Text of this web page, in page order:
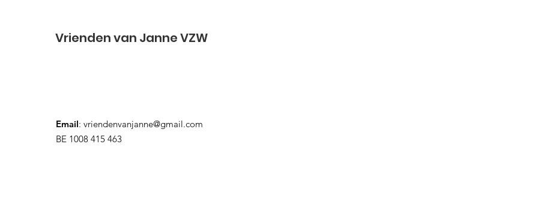
Vrienden van Janne VZW
Email: vriendenvanjanne@gmail.com
BE 1008 415 463